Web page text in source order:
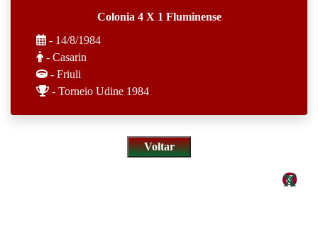
Colonia 4 X 1 Fluminense
- 14/8/1984
- Casarin
- Friuli
- Torneio Udine 1984